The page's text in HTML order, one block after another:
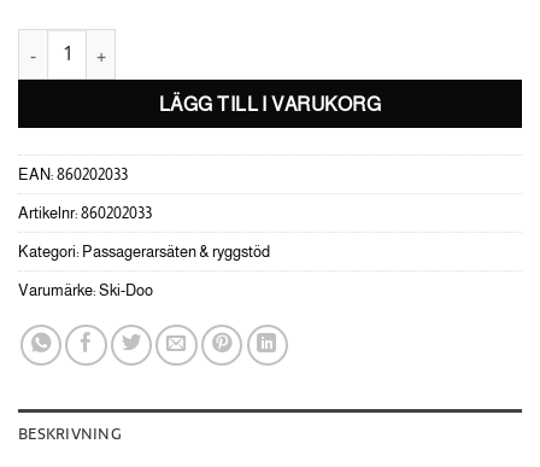
Widetrack Uppvärmt Passagerarsäte Ski-Doo mängd
LÄGG TILL I VARUKORG
EAN: 860202033
Artikelnr: 860202033
Kategori: Passagerarsäten & ryggstöd
Varumärke: Ski-Doo
BESKRIVNING